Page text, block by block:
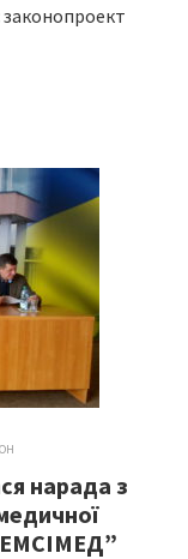
законопроект
нарада з